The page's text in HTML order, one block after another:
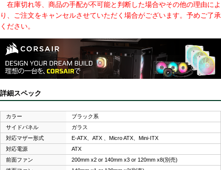
在庫切れ等、商品の手配が不可能と判断した場合やその他の理由によ
り、ご注文をキャンセルさせていただく場合がございます。予めご了承
ください。
詳細スペック
カラー
ブラック系
サイドパネル
ガラス
対応マザー形式
E-ATX、ATX 、Micro ATX、Mini-ITX
対応電源
ATX
前面ファン
200mm x2 or 140mm x3 or 120mm x8(別売)